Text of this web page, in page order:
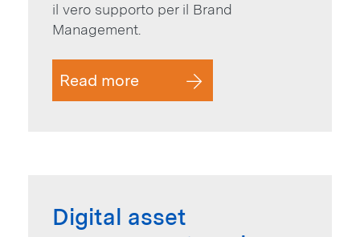
il vero supporto per il Brand
Management.
Read more
Digital asset